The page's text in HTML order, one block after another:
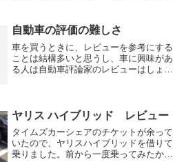
す。簡単にスペックをまとめると、以下
です。型式：NCP50V...
自動車の評価の難しさ
車を買うときに、レビューを参考にする
ことは結構多いと思うし、車に興味があ
る人は自動車評論家のレビューはしょっ
般人のレビューが正しいか...
ヤリス ハイブリッド レビュー
タイムズカーシェアのチケットが余って
いたので、ヤリスハイブリッドを借りて
乗りました。前から一度乗ってみたかっ